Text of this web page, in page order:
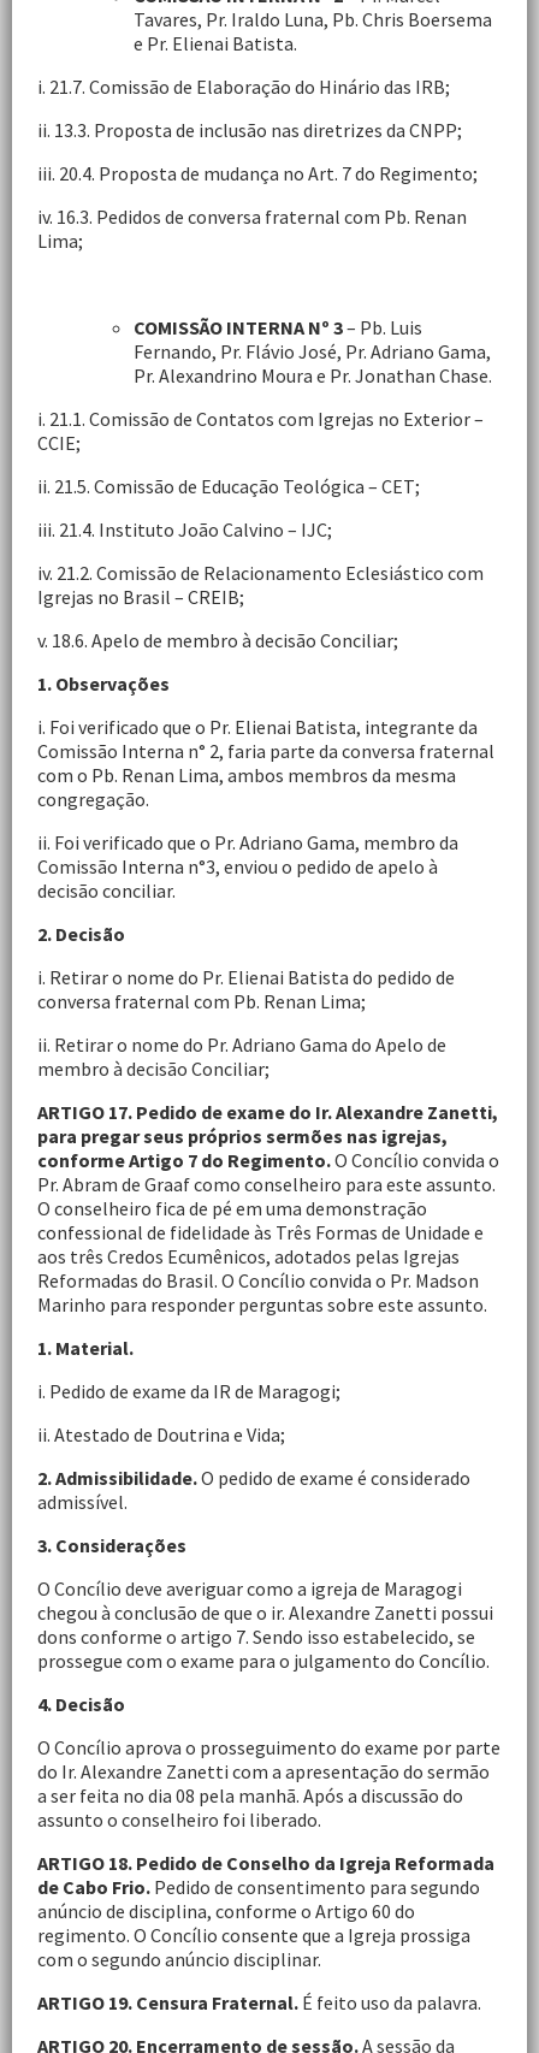
Tavares, Pr. Iraldo Luna, Pb. Chris Boersema
e Pr. Elienai Batista.
i. 21.7. Comissão de Elaboração do Hinário das IRB;
ii. 13.3. Proposta de inclusão nas diretrizes da CNPP;
iii. 20.4. Proposta de mudança no Art. 7 do Regimento;
iv. 16.3. Pedidos de conversa fraternal com Pb. Renan
Lima;
COMISSÃO INTERNA Nº 3– Pb. Luis
Fernando, Pr. Flávio José, Pr. Adriano Gama,
Pr. Alexandrino Moura e Pr. Jonathan Chase.
i. 21.1. Comissão de Contatos com Igrejas no Exterior –
CCIE;
ii. 21.5. Comissão de Educação Teológica – CET;
iii. 21.4. Instituto João Calvino – IJC;
iv. 21.2. Comissão de Relacionamento Eclesiástico com
Igrejas no Brasil – CREIB;
v. 18.6. Apelo de membro à decisão Conciliar;
1. Observações
i. Foi verificado que o Pr. Elienai Batista, integrante da
Comissão Interna n° 2, faria parte da conversa fraternal
com o Pb. Renan Lima, ambos membros da mesma
congregação.
ii. Foi verificado que o Pr. Adriano Gama, membro da
Comissão Interna n°3, enviou o pedido de apelo à
decisão conciliar.
2. Decisão
i. Retirar o nome do Pr. Elienai Batista do pedido de
conversa fraternal com Pb. Renan Lima;
ii. Retirar o nome do Pr. Adriano Gama do Apelo de
membro à decisão Conciliar;
ARTIGO 17. Pedido de exame do Ir. Alexandre Zanetti,
para pregar seus próprios sermões nas igrejas,
conforme Artigo 7 do Regimento.O Concílio convida o
Pr. Abram de Graaf como conselheiro para este assunto.
O conselheiro fica de pé em uma demonstração
confessional de fidelidade às Três Formas de Unidade e
aos três Credos Ecumênicos, adotados pelas Igrejas
Reformadas do Brasil. O Concílio convida o Pr. Madson
Marinho para responder perguntas sobre este assunto.
1. Material.
i. Pedido de exame da IR de Maragogi;
ii. Atestado de Doutrina e Vida;
2. Admissibilidade.O pedido de exame é considerado
admissível.
3. Considerações
O Concílio deve averiguar como a igreja de Maragogi
chegou à conclusão de que o ir. Alexandre Zanetti possui
dons conforme o artigo 7. Sendo isso estabelecido, se
prossegue com o exame para o julgamento do Concílio.
4. Decisão
O Concílio aprova o prosseguimento do exame por parte
do Ir. Alexandre Zanetti com a apresentação do sermão
a ser feita no dia 08 pela manhã. Após a discussão do
assunto o conselheiro foi liberado.
ARTIGO 18. Pedido de Conselho da Igreja Reformada
de Cabo Frio. Pedido de consentimento para segundo
anúncio de disciplina, conforme o Artigo 60 do
regimento. O Concílio consente que a Igreja prossiga
com o segundo anúncio disciplinar.
ARTIGO 19. Censura Fraternal. É feito uso da palavra.
ARTIGO 20. Encerramento de sessão.A sessão da